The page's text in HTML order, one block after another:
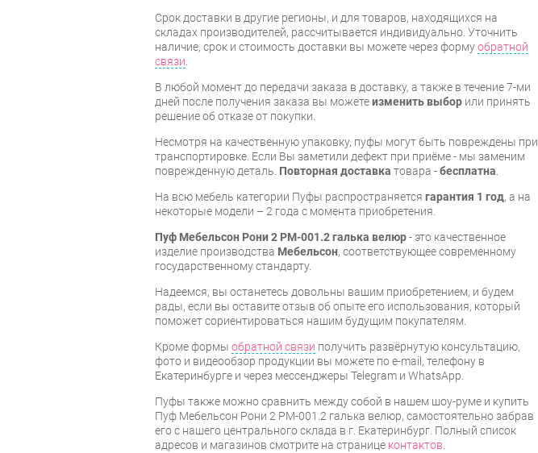
Срок доставки в другие регионы, и для товаров, находящихся на
складах производителей, рассчитывается индивидуально. Уточнить
наличие, срок и стоимость доставки вы можете через формуобратной
связи.
В любой момент до передачи заказа в доставку, а также в течение 7-ми
дней после получения заказа вы можетеизменить выбор или принять
решение об отказе от покупки.
Несмотря на качественную упаковку, пуфы могут быть повреждены при
транспортировке. Если Вы заметили дефект при приёме - мы заменим
поврежденную деталь. Повторная доставка товара -бесплатна.
На всю мебель категории Пуфы распространяется гарантия 1 год, а на
некоторые модели – 2 года с момента приобретения.
Пуф Мебельсон Рони 2 PM-001.2 галька велюр- это качественное
изделие производства Мебельсон, соответствующее современному
государственному стандарту.
Надеемся, вы останетесь довольны вашим приобретением, и будем
рады, если вы оставите отзыв об опыте его использования, который
поможет сориентироваться нашим будущим покупателям.
Кроме формы обратной связи получить развёрнутую консультацию,
фото и видеообзор продукции вы можете по e-mail, телефону в
Екатеринбурге и через мессенджеры Telegram и WhatsApp.
Пуфы также можно сравнить между собой в нашем шоу-руме и купить
Пуф Мебельсон Рони 2 PM-001.2 галька велюр, самостоятельно забрав
его с нашего центрального склада в г. Екатеринбург. Полный список
адресов и магазинов смотрите на странице контактов.